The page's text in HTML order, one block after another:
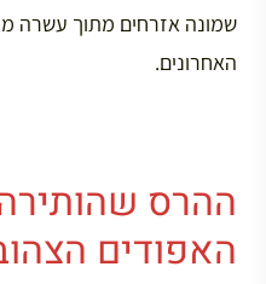
שמונה אזרחים מתוך עשרה
האחרונים.
ההרס
האפודים הצהובים